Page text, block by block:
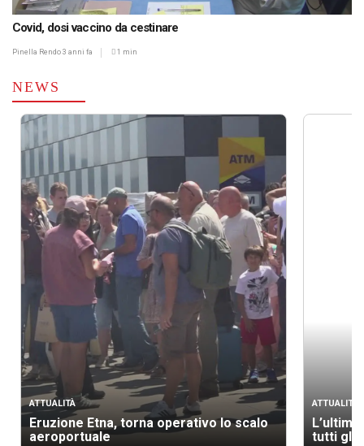
Covid, dosi vaccino da cestinare
Pinella Rendo 3 anni fa 1 min
NEWS
ATTUALITÀ
Eruzione Etna, torna operativo lo scalo
aeroportuale
ATTUALITÀ
tutti gli